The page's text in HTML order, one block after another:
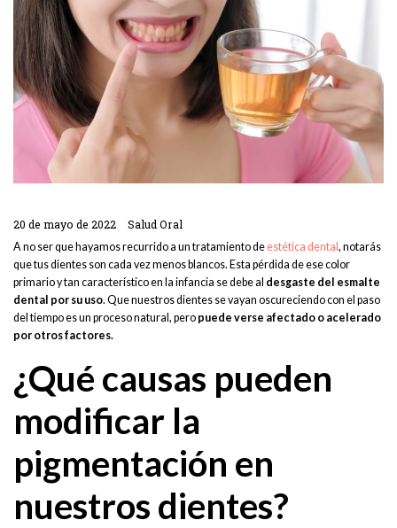
20 de mayo de 2022 Salud Oral
A no ser que hayamos recurrido a un tratamiento de estética dental , notarás
que tus dientes son cada vez menos blancos. Esta pérdida de ese color
primario y tan característico en la infancia se debe al desgaste del esmalte
dental por su uso. Que nuestros dientes se vayan oscureciendo con el paso
del tiempo es un proceso natural, pero puede verse afectado o acelerado
por otros factores.
¿Qué causas pueden
modificar la
pigmentación en
nuestros dientes?